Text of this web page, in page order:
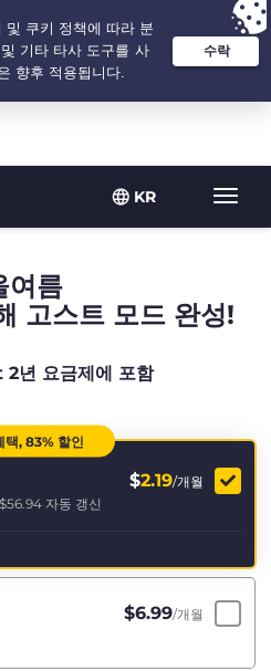
KR
탐
색
년 $ 2.19 /개월
여름
고스트 모드 완성!
년 요금제에 포함
택, 83% 할인
$2.19/개월
$56.94 자동 갱신
$6.99/개월